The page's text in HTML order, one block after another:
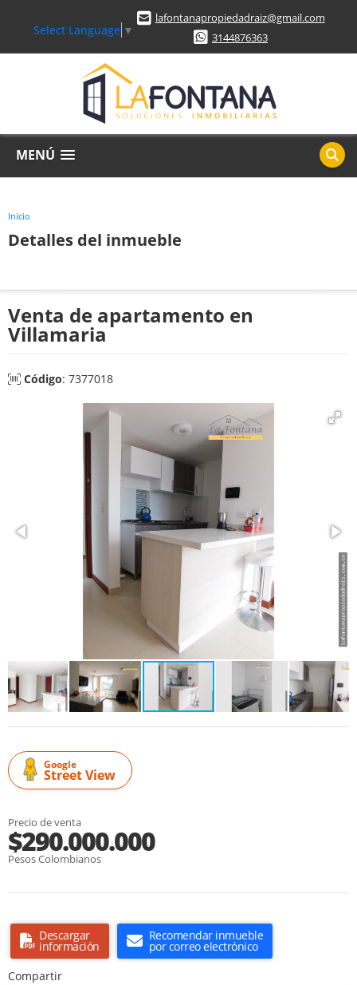
Select Language ▼
lafontanapropiedadraiz@gmail.com
3144876363
MENÚ
Inicio
Detalles del inmueble
Venta de apartamento en
Villamaria
Código: 7377018
Google
Street View
Precio de venta
$290.000.000
Pesos Colombianos
Descargar
información
Recomendar inmueble
por correo electrónico
Compartir